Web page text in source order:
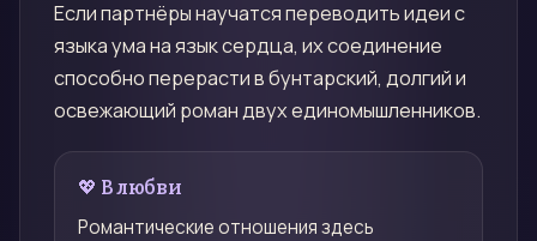
Если партнёры научатся переводить идеи с
языка ума на язык сердца, их соединение
способно перерасти в бунтарский, долгий и
освежающий роман двух единомышленников.
💖 В любви
Романтические отношения здесь